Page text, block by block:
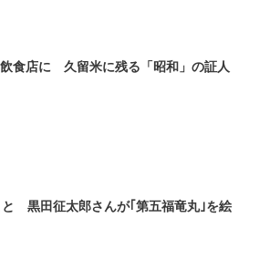
食店に 久留米に残る「昭和」の証人
黒田征太郎さんが｢第五福竜丸｣を絵